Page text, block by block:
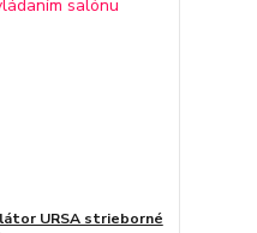
URSA strieborné